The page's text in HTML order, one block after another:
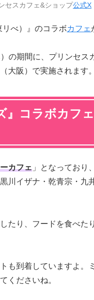
セスカフェ&ショップ公式X
リべ）』のコラボカフェ
の期間に、プリンセス
大阪）で実施されます。
』コラボカフ
カフェ 」となっており
川イザナ・乾青宗・九
たり、フードを食べた
も到着していますよ。
くださいね。